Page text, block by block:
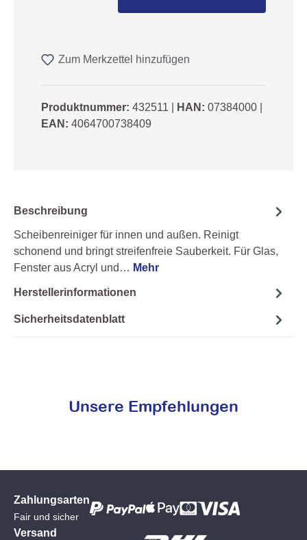
Zum Merkzettel hinzufügen
Produktnummer: 432511 HAN: 07384000
EAN: 4064700738409
Beschreibung
Scheibenreiniger für innen und außen. Reinigt
schonend und bringt streifenfreie Sauberkeit. Für Glas,
Fenster aus Acryl und… Mehr
Herstellerinformationen
Sicherheitsdatenblatt
Unsere Empfehlungen
Zahlungsarten
Fair und sicher
Versand